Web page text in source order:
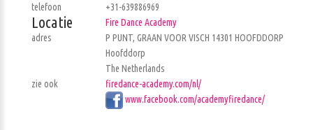
telefoon
+31-639886969
Locatie
Fire Dance Academy
adres
P PUNT, GRAAN VOOR VISCH 14301 HOOFDDORP
Hoofddorp
The Netherlands
zie ook
firedance-academy.com/nl/
www.facebook.com/academyfiredance/